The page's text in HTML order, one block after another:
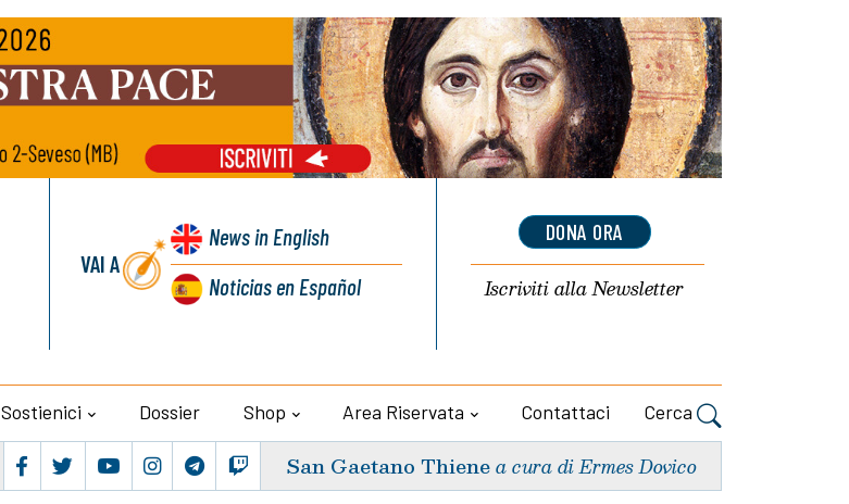
VAI A
Newsin English
Noticiasen Español
DONA ORA
Iscriviti allaNewsletter
Sostienici Dossier Shop Area Riservata Contattaci Cerca
San Gaetano Thiene a cura di Ermes Dovico